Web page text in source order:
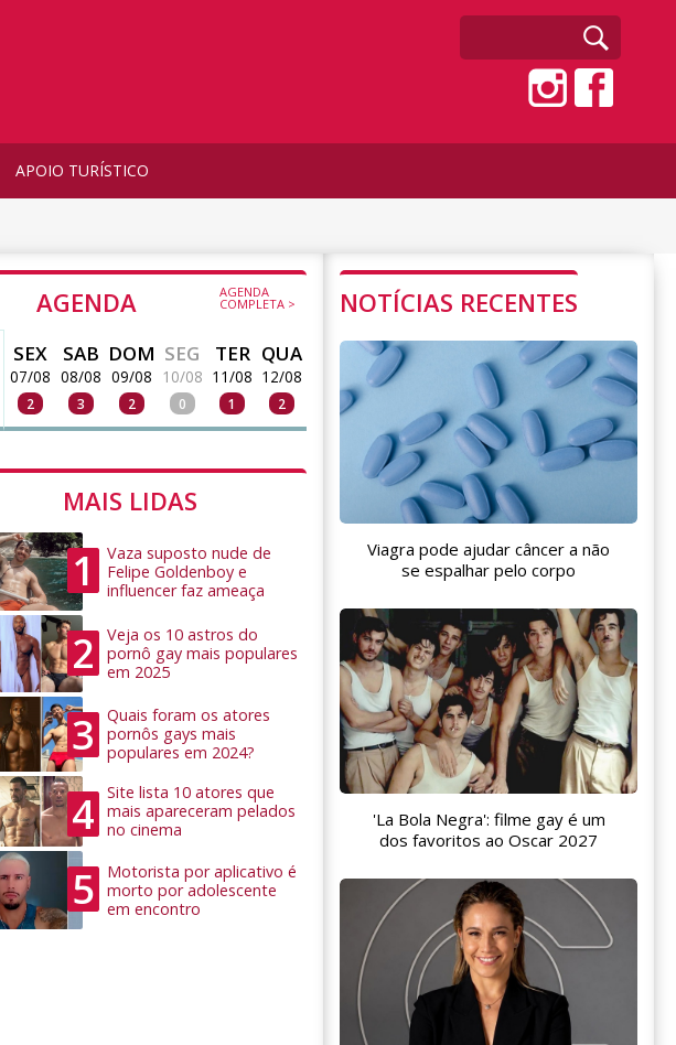
APOIO TURÍSTICO
AGENDA AGENDA
COMPLETA >
SEX
07/08
2
SAB
08/08
3
DOM
09/08
2
SEG
10/08
0
TER
11/08
1
QUA
12/08
2
MAIS LIDAS
1
Vaza suposto nude de
Felipe Goldenboy e
influencer faz ameaça
2
Veja os 10 astros do
pornô gay mais populares
em 2025
3
Quais foram os atores
pornôs gays mais
populares em 2024?
4
Site lista 10 atores que
mais apareceram pelados
no cinema
5
Motorista por aplicativo é
morto por adolescente
em encontro
NOTÍCIAS RECENTES
Viagra pode ajudar câncer a não
se espalhar pelo corpo
'La Bola Negra': filme gay é um
dos favoritos ao Oscar 2027